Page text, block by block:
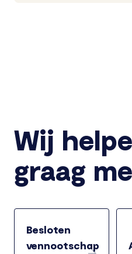
Wij
graag
Besloten
vennootschap